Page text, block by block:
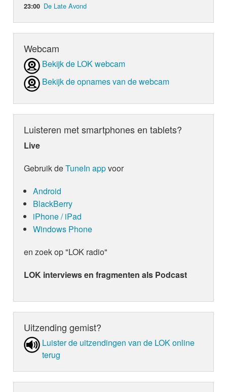
23:00 De Late Avond
Webcam
Bekijk de LOK webcam
Bekijk de opnames van de webcam
Luisteren met smartphones en tablets?
Live
Gebruik deTuneIn appvoor
Android
BlackBerry
iPhone / iPad
Windows Phone
en zoek op "LOK radio"
LOK interviews en fragmenten als Podcast
Uitzending gemist?
Luister de uit­zen­din­gen van de LOK online
terug